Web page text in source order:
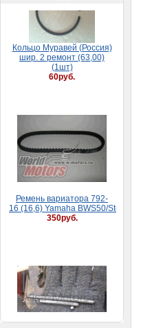
350руб.
сцепления Муравей
длинный
50руб.